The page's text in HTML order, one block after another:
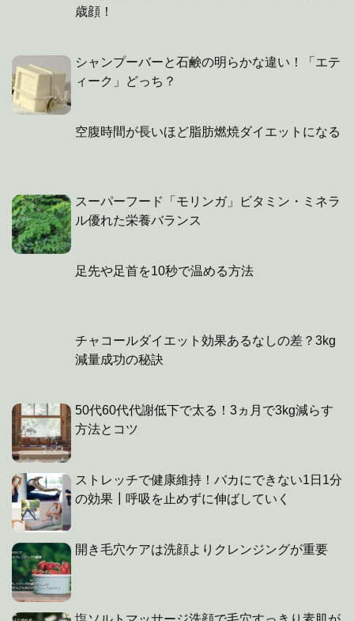
歳顔！
シャンプーバーと石鹸の明らかな違い！「エテ
ィーク」どっち？
空腹時間が長いほど脂肪燃焼ダイエットになる
スーパーフード「モリンガ」ビタミン・ミネラ
ル優れた栄養バランス
足先や足首を10秒で温める方法
チャコールダイエット効果あるなしの差？3kg
減量成功の秘訣
50代60代代謝低下で太る！3ヵ月で3kg減らす
方法とコツ
ストレッチで健康維持！バカにできない1日1分
の効果┃呼吸を止めずに伸ばしていく
開き毛穴ケアは洗顔よりクレンジングが重要